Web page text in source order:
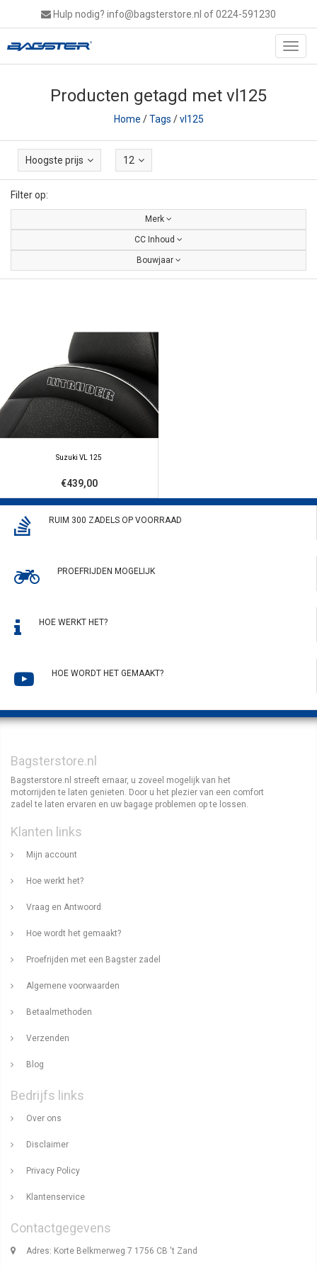
Hulp nodig? info@bagsterstore.nl of 0224-591230
Producten getagd met vl125
Home /Tags /vl125
Hoogste prijs 12
Filter op:
Merk
CC Inhoud
Bouwjaar
Suzuki VL 125
€439,00
RUIM 300 ZADELS OP VOORRAAD
PROEFRIJDEN MOGELIJK
HOE WERKT HET?
HOE WORDT HET GEMAAKT?
Bagsterstore.nl
Bagsterstore.nl streeft ernaar, u zoveel mogelijk van het
motorrijden te laten genieten. Door u het plezier van een comfort
zadel te laten ervaren en uw bagage problemen op te lossen.
Klanten links
Mijn account
Hoe werkt het?
Vraag en Antwoord
Hoe wordt het gemaakt?
Proefrijden met een Bagster zadel
Algemene voorwaarden
Betaalmethoden
Verzenden
Blog
Bedrijfs links
Over ons
Disclaimer
Privacy Policy
Klantenservice
Contactgegevens
Adres: Korte Belkmerweg 7 1756 CB 't Zand